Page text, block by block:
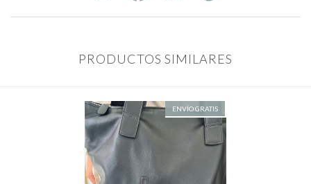
PRODUCTOS SIMILARES
ENVÍO GRATIS